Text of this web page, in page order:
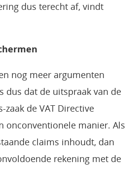
dus terecht af, vindt
nog meer argumenten
dus dat de uitspraak van de
zaak de VAT Directive
onconventionele manier. Als
claims inhoudt, dan
rekening met de